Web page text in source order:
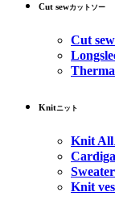
Cut sewカットソー
Cut
Knitニット
Knit All
Sweater
Knit